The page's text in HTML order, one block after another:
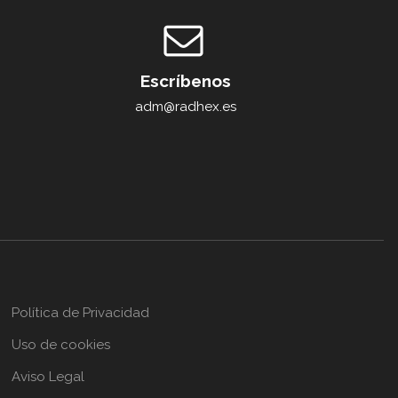
Escríbenos
adm@radhex.es
Política de Privacidad
Uso de cookies
Aviso Legal